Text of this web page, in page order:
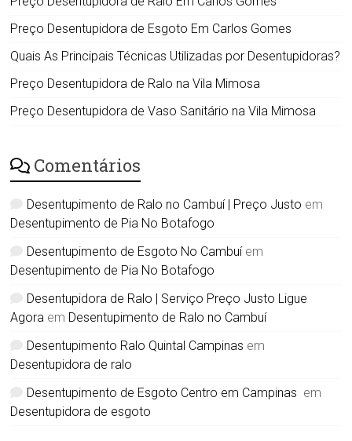
Preço Desentupidora de Esgoto Em Carlos Gomes
Quais As Principais Técnicas Utilizadas por Desentupidoras?
Preço Desentupidora de Ralo na Vila Mimosa
Preço Desentupidora de Vaso Sanitário na Vila Mimosa
Comentários
Desentupimento de Ralo no Cambuí | Preço Justo em
Desentupimento de Pia No Botafogo
Desentupimento de Esgoto No Cambuíem
Desentupimento de Pia No Botafogo
Desentupidora de Ralo | Serviço Preço Justo Ligue
Agora em Desentupimento de Ralo no Cambuí
Desentupimento Ralo Quintal Campinas em
Desentupidora de ralo
Desentupimento de Esgoto Centro em Campinas em
Desentupidora de esgoto